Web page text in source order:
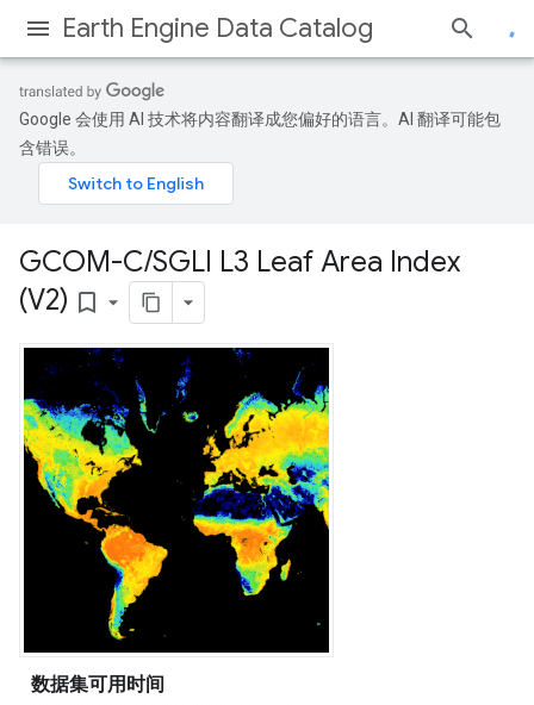
Earth Engine Data Catalog
Google 会使用 AI 技术将内容翻译成您偏好的语言。AI 翻译可能包
含错误。
GCOM-C/SGLI L3 Leaf Area Index
(V2) bookmark_border
数据集可用时间